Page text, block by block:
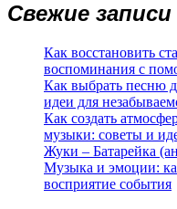
Свежие записи
Как восстановить
воспоминания с
Как выбрать песню
идеи для
Как создать
музыки: советы и
Жуки – Батарейка
Музыка и эмоции:
восприятие события